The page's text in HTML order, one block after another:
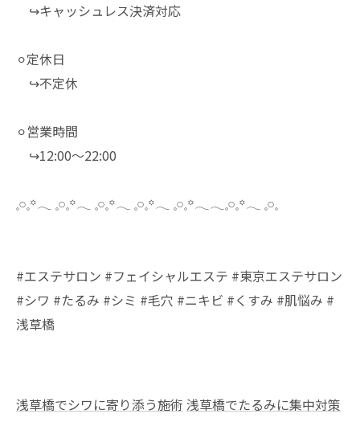
↪︎キャッシュレス決済対応
⚪︎定休日
↪︎不定休
⚪︎営業時間
↪︎12:00～22:00
𓈒𓏸𓈒꙳𓂃 𓈒𓏸𓈒꙳𓂃 𓈒𓏸𓈒꙳𓂃 𓈒𓏸𓈒꙳𓂃 𓈒𓏸𓈒꙳𓂃𓂃𓈒𓏸𓈒꙳𓂃 𓈒𓏸𓈒
#エステサロン #フェイシャルエステ #東京エステサロン
#シワ #たるみ #シミ #毛穴 #ニキビ #くすみ #肌悩み #
浅草橋
浅草橋でシワに寄り添う施術 浅草橋でたるみに集中対策